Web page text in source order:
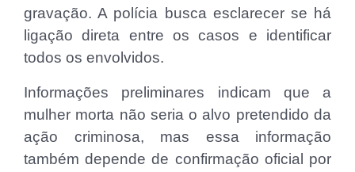
gravação. A polícia busca esclarecer se há
ligação direta entre os casos e identificar
todos os envolvidos.
Informações preliminares indicam que a
mulher morta não seria o alvo pretendido da
ação criminosa, mas essa informação
também depende de confirmação oficial por